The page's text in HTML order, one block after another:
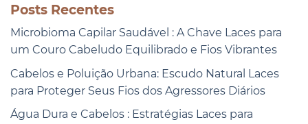
Posts Recentes
Microbioma Capilar Saudável : A Chave Laces para
um Couro Cabeludo Equilibrado e Fios Vibrantes
Cabelos e Poluição Urbana: Escudo Natural Laces
para Proteger Seus Fios dos Agressores Diários
Água Dura e Cabelos : Estratégias Laces para